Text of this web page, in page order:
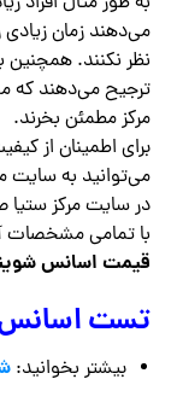
می‌دهند زمان
نظر نکنند. همچنین
ترجیح می‌دهند که
مرکز مطمئن بخرند.
برای اطمینان از
می‌توانید به سایت
در سایت مرکز
با تمامی مشخصات
قیمت اسانس
تست اسانس
بیشتر بخوانید: